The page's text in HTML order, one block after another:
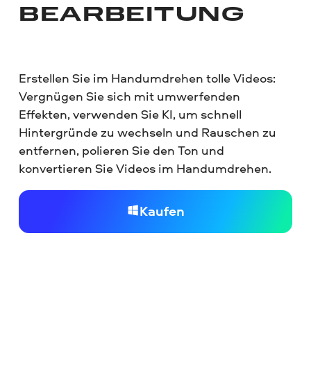
BEARBEITUNG
Erstellen Sie im Handumdrehen tolle Videos:
Vergnügen Sie sich mit umwerfenden
Effekten, verwenden Sie KI, um schnell
Hintergründe zu wechseln und Rauschen zu
entfernen, polieren Sie den Ton und
konvertieren Sie Videos im Handumdrehen.
Kaufen